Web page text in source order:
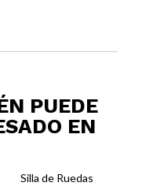
PUEDE
EN